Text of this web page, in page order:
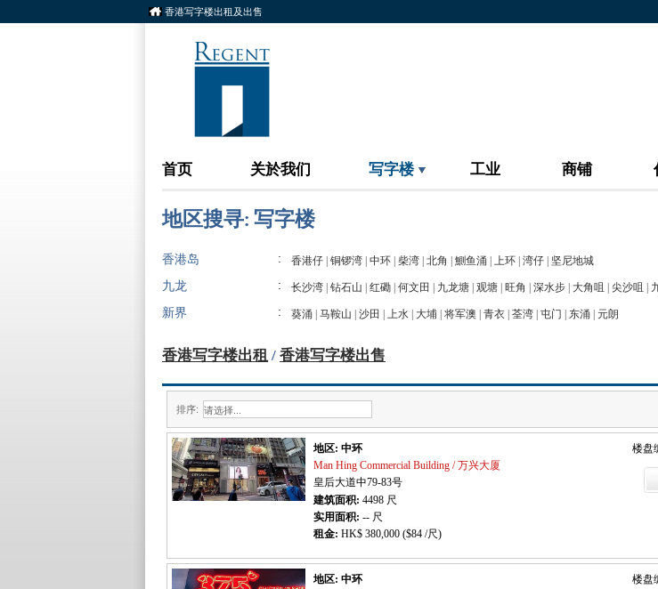
香港写字楼出租及出售
首页 关於我们 写字楼 工业 商铺
地区搜寻: 写字楼
香港岛 : 香港仔 铜锣湾 中环 柴湾 北角 鰂鱼涌 上环 湾仔 坚尼地城
九龙 : 长沙湾 钻石山 红磡 何文田 九龙塘 观塘 旺角 深水步 大角咀 尖沙咀
新界 : 葵涌 马鞍山 沙田 上水 大埔 将军澳 青衣 荃湾 屯门 东涌 元朗
香港写字楼出租 / 香港写字楼出售
排序:
地区: 中环
楼盘
Man Hing Commercial Building / 万兴大厦
皇后大道中79-83号
建筑面积: 4498 尺
实用面积: -- 尺
租金: HK$ 380,000 ($84 /尺)
地区: 中环
楼盘